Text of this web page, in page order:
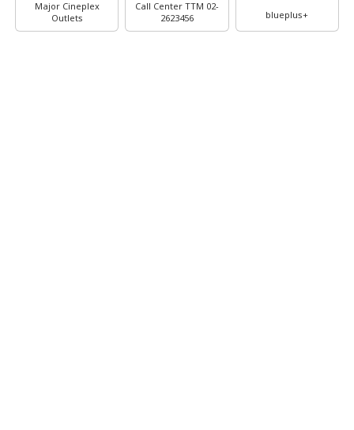
Major Cineplex
Outlets
Call Center TTM 02-
2623456
blueplus+